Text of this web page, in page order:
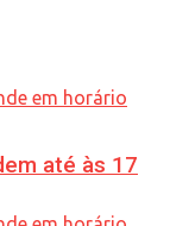
até às 17